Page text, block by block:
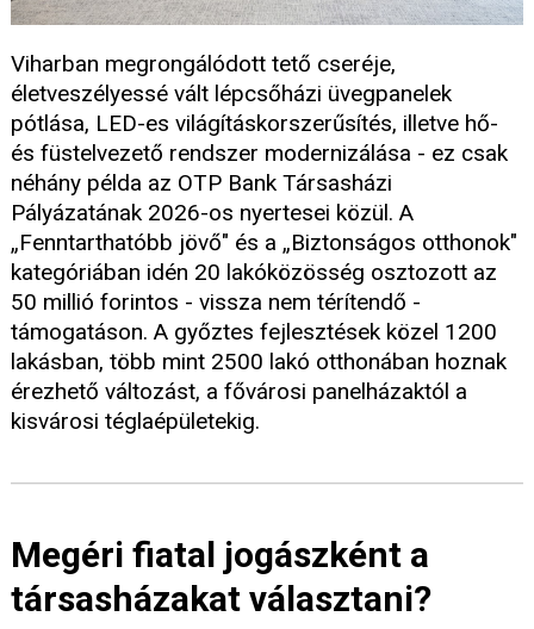
Viharban megrongálódott tető cseréje,
életveszélyessé vált lépcsőházi üvegpanelek
pótlása, LED-es világításkorszerűsítés, illetve hő-
és füstelvezető rendszer modernizálása - ez csak
néhány példa az OTP Bank Társasházi
Pályázatának 2026-os nyertesei közül. A
„Fenntarthatóbb jövő" és a „Biztonságos otthonok"
kategóriában idén 20 lakóközösség osztozott az
50 millió forintos - vissza nem térítendő -
támogatáson. A győztes fejlesztések közel 1200
lakásban, több mint 2500 lakó otthonában hoznak
érezhető változást, a fővárosi panelházaktól a
kisvárosi téglaépületekig.
Megéri fiatal jogászként a
társasházakat választani?